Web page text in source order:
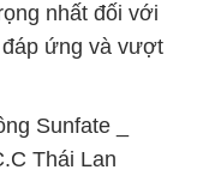
nhất đối với
ứng và vượt
Sunfate _
Thái Lan